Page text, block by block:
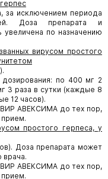
за исключением периода
Доза препарата и
по назначению
вирусом простого
по 400 мг 2
3 раза в сутки (каждые 8
12 часов).
АВЕКСИМА до тех пор,
прием.
простого герпеса, у
Доза препарата может
врача.
АВЕКСИМА до тех пор,
прием.